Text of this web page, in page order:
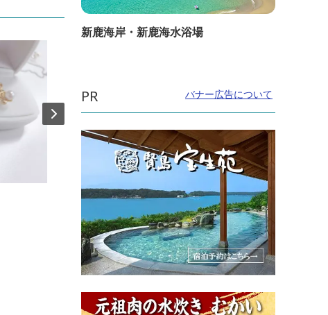
直線距離：348m
真珠漬本舗 伊勢夫婦岩パラダイス店
新鹿海岸・新鹿海水浴場
PR バナー広告について